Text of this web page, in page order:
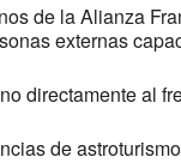
de la Alianza
externas
directamente al
de